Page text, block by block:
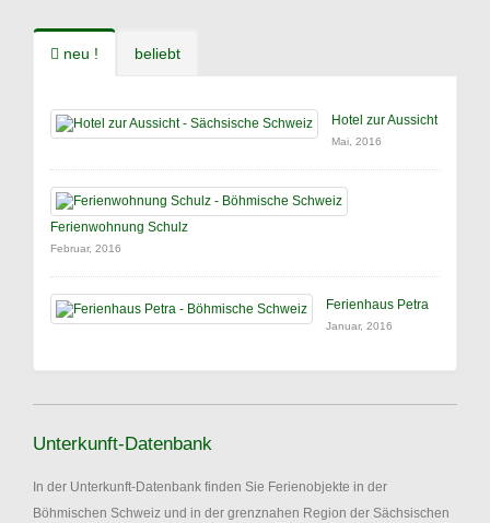
neu ! beliebt
Hotel zur Aussicht
Mai, 2016
Ferienwohnung Schulz
Februar, 2016
Ferienhaus Petra
Januar, 2016
Unterkunft-Datenbank
In der Unterkunft-Datenbank finden Sie Ferienobjekte in der
Böhmischen Schweiz und in der grenznahen Region der Sächsischen